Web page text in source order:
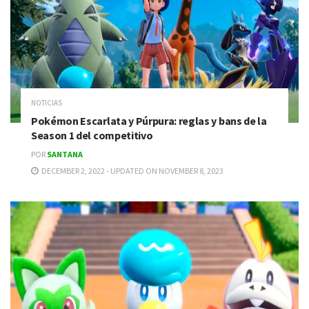
NOTICIAS
Pokémon Escarlata y Púrpura: reglas y bans de la
Season 1 del competitivo
POR SANTANA
DECEMBER 2, 2022 - UPDATED ON NOVEMBER 8, 2023